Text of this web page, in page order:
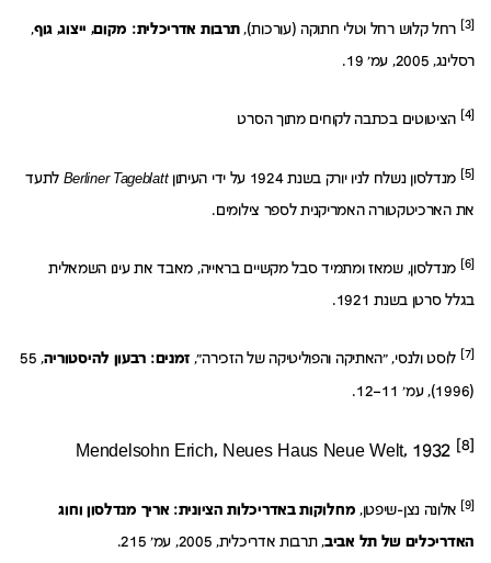
[3] רחל קלוש רחל וטלי חתוקה (עורכות),תרבות אדריכלית: מקום, ייצוג, גוף,
רסלינג, 2005, עמ' 19.
[4] הציטוטים בכתבה לקוחים מתוך הסרט
[5] מנדלסון נשלח לניו יורק בשנת 1924 על ידי העיתון Berliner Tageblatt לתעד
את הארכיטקטורה האמריקנית לספר צילומים.
[6] מנדלסון, שמאז ומתמיד סבל מקשיים בראייה, מאבד את עינו השמאלית
בגלל סרטן בשנת 1921.
[7] לוסט ולנסי, "האתיקה והפוליטיקה של הזכירה", זמנים: רבעון להיסטוריה , 55
(1996), עמ' 11–12.
[
Mendelsohn Erich, Neues Haus Neue Welt, 1932 [8
[9] אלונה נצן-שיפטן, מחלוקות באדריכלות הציונית: אריך מנדלסון וחוג
האדריכלים של תל אביב, תרבות אדריכלית, 2005, עמ' 215.